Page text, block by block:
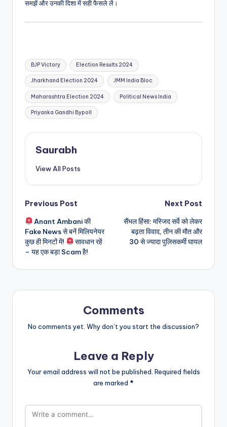
समझें और उनकी दिशा में सही फैसले लें।
Tags:
BJP Victory Election Results 2024
Jharkhand Election 2024 JMM India Bloc
Maharashtra Election 2024 Political News India
Priyanka Gandhi Bypoll
Saurabh
View All Posts
Post
navigation
Previous Post
Anant Ambani की
Fake News से बनें मिलियनेयर
कुछ ही मिनटों में!
सावधान रहें
– यह एक बड़ा Scam है!
Next Post
सैंभल हिंसा: मस्जिद सर्वे को लेकर
बढ़ता विवाद, तीन की मौत और
30 से ज्यादा पुलिसकर्मी घायल
Comments
No comments yet. Why don’t you start the discussion?
Leave a Reply
Your email address will not be published. Required fields
are marked *